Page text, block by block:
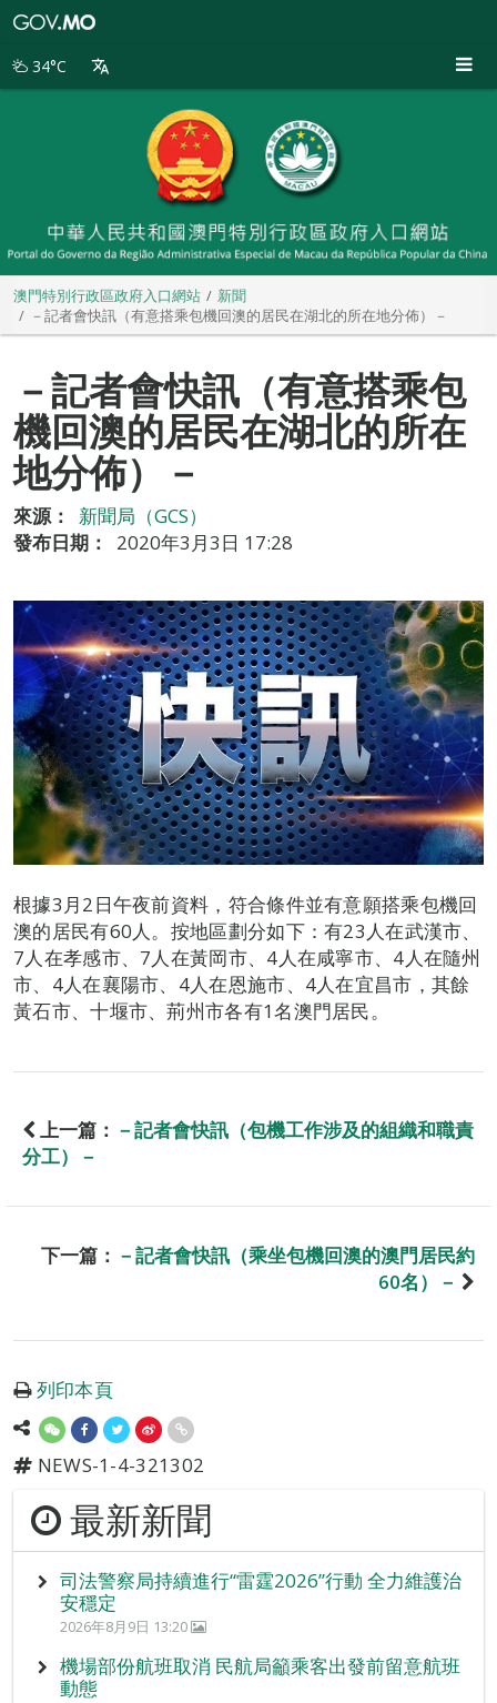
別
34°C
澳門特別行政區政府入口網站
新聞
－記者會快訊（有意搭乘包機回澳的居民在湖北的所在地分佈）－
－記者會快訊（有意搭乘包
機回澳的居民在湖北的所在
地分佈）－
來源：
新聞局（GCS）
發布日期：
2020年3月3日 17:28
根據3月2日午夜前資料，符合條件並有意願搭乘包機回
澳的居民有60人。按地區劃分如下：有23人在武漢市、
7人在孝感市、7人在黃岡市、4人在咸寧市、4人在隨州
市、4人在襄陽市、4人在恩施市、4人在宜昌市，其餘
黃石市、十堰市、荊州市各有1名澳門居民。
上一篇： －記者會快訊（包機工作涉及的組織和職責
分工）－
下一篇： －記者會快訊（乘坐包機回澳的澳門居民約
60名）－
列印本頁
NEWS-1-4-321302
最新新聞
司法警察局持續進行“雷霆2026”行動 全力維護治
安穩定
2026年8月9日 13:20
機場部份航班取消 民航局籲乘客出發前留意航班
動態